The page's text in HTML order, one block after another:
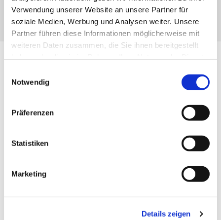
Verwendung unserer Website an unsere Partner für
soziale Medien, Werbung und Analysen weiter. Unsere
Partner führen diese Informationen möglicherweise mit
weiteren Daten zusammen, die Sie ihnen bereitgestellt
Notwendig
Präferenzen
Statistiken
Marketing
Details zeigen
Dillenburg-Eibach